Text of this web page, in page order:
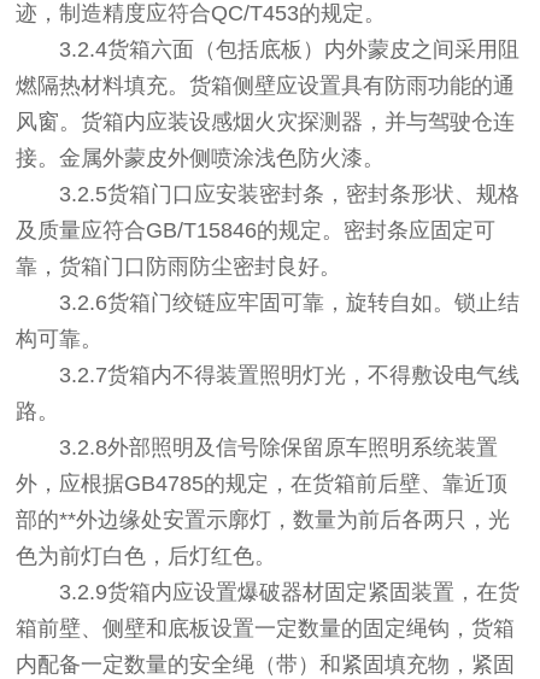
迹，制造精度应符合QC/T453的规定。
3.2.4货箱六面（包括底板）内外蒙皮之间采用阻
燃隔热材料填充。货箱侧壁应设置具有防雨功能的通
风窗。货箱内应装设感烟火灾探测器，并与驾驶仓连
接。金属外蒙皮外侧喷涂浅色防火漆。
3.2.5货箱门口应安装密封条，密封条形状、规格
及质量应符合GB/T15846的规定。密封条应固定可
靠，货箱门口防雨防尘密封良好。
3.2.6货箱门绞链应牢固可靠，旋转自如。锁止结
构可靠。
3.2.7货箱内不得装置照明灯光，不得敷设电气线
路。
3.2.8外部照明及信号除保留原车照明系统装置
外，应根据GB4785的规定，在货箱前后壁、靠近顶
部的**外边缘处安置示廓灯，数量为前后各两只，光
色为前灯白色，后灯红色。
3.2.9货箱内应设置爆破器材固定紧固装置，在货
箱前壁、侧壁和底板设置一定数量的固定绳钩，货箱
内配备一定数量的安全绳（带）和紧固填充物，紧固